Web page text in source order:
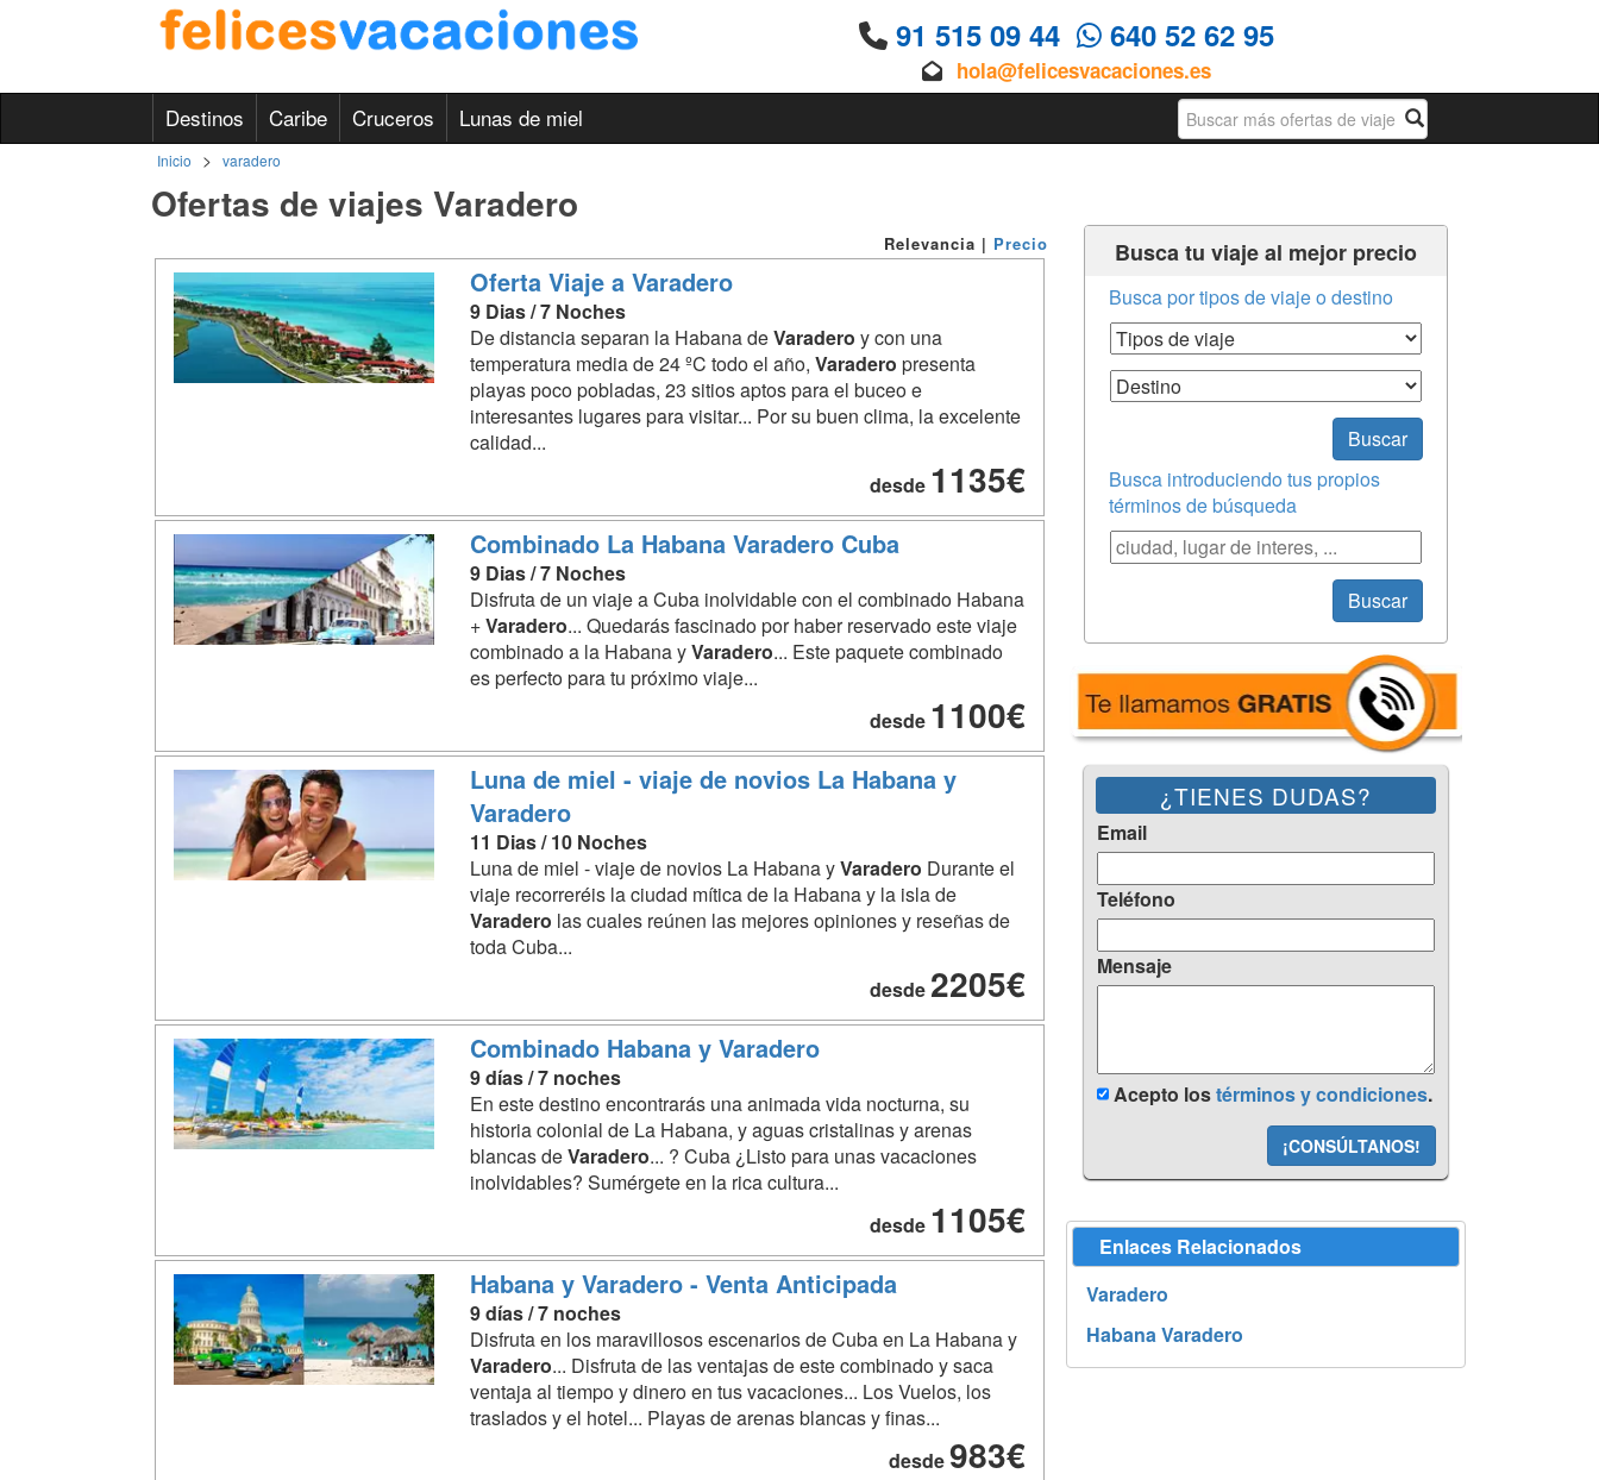
91 515 09 44 640 52 62 95
hola@felicesvacaciones.es
Destinos Caribe Cruceros Lunas de miel Busqueda
Inicio > varadero
Ofertas de viajes Varadero
Relevancia | Precio
Oferta Viaje a Varadero
9 Dias / 7 Noches
De distancia separan la Habana deVaradero y con una
temperatura media de 24 ºC todo el año, Varadero presenta
playas poco pobladas, 23 sitios aptos para el buceo e
interesantes lugares para visitar... Por su buen clima, la excelente
calidad...
desde 1135€
Combinado La Habana Varadero Cuba
9 Dias / 7 Noches
Disfruta de un viaje a Cuba inolvidable con el combinado Habana
+Varadero... Quedarás fascinado por haber reservado este viaje
combinado a la Habana yVaradero... Este paquete combinado
es perfecto para tu próximo viaje...
desde 1100€
Luna de miel - viaje de novios La Habana y
Varadero
11 Dias / 10 Noches
Luna de miel - viaje de novios La Habana yVaradero Durante el
viaje recorreréis la ciudad mítica de la Habana y la isla de
Varadero las cuales reúnen las mejores opiniones y reseñas de
toda Cuba...
desde 2205€
Combinado Habana y Varadero
9 días / 7 noches
En este destino encontrarás una animada vida nocturna, su
historia colonial de La Habana, y aguas cristalinas y arenas
blancas deVaradero... ? Cuba ¿Listo para unas vacaciones
inolvidables? Sumérgete en la rica cultura...
desde 1105€
Habana y Varadero - Venta Anticipada
9 días / 7 noches
Disfruta en los maravillosos escenarios de Cuba en La Habana y
Varadero... Disfruta de las ventajas de este combinado y saca
ventaja al tiempo y dinero en tus vacaciones... Los Vuelos, los
traslados y el hotel... Playas de arenas blancas y finas...
desde983€
Busca tu viaje al mejor precio
Busca por tipos de viaje o destino
Tipos de Viaje
Destino
Buscar
Busca introduciendo tus propios
términos de búsqueda
Búsqueda
Buscar
¿TIENES DUDAS?
Email
Teléfono
Mensaje
Acepto lostérminos y condiciones.
¡CONSÚLTANOS!
Enlaces Relacionados
Varadero
Habana Varadero